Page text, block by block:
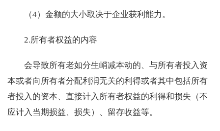
（4）金额的大小取决于企业获利能力。
2.所有者权益的内容
会导致所有老如分生峭减本动的、与所有者投入资
本或者向所有者分配利润无关的利得或者其中包括所有
者投入的资本、直接计入所有者权益的利得和损失（不
应计入当期损益、损失）、留存收益等。